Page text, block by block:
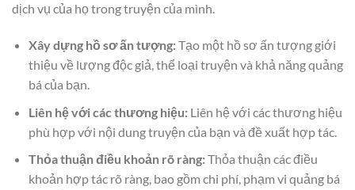
dịch vụ của họ trong truyện của mình.
Xây dựng hồ sơ ấn tượng:Tạo một hồ sơ ấn tượng giới
thiệu về lượng độc giả, thể loại truyện và khả năng quảng
bá của bạn.
Liên hệ với các thương hiệu:Liên hệ với các thương hiệu
phù hợp với nội dung truyện của bạn và đề xuất hợp tác.
Thỏa thuận điều khoản rõ ràng:Thỏa thuận các điều
khoản hợp tác rõ ràng, bao gồm chi phí, phạm vi quảng bá